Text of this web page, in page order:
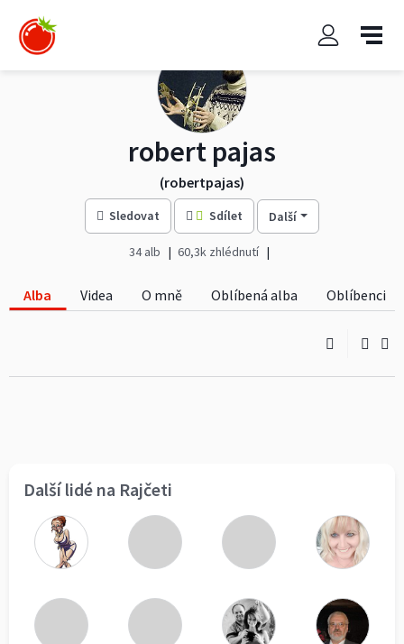
robert pajas
(robertpajas)
Sledovat Sdílet Další
34 alb 60,3k zhlédnutí
Alba Videa O mně Oblíbená alba Oblíbenci
Další lidé na Rajčeti